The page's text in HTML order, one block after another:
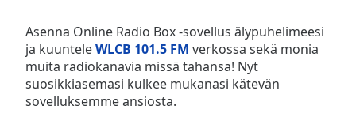
Skip
Backward
Skip
Forward
Mute
Current
Asenna Online Radio Box -sovellus älypuhelimeesi
ja kuunteleWLCB 101.5 FM verkossa sekä monia
muita radiokanavia missä tahansa! Nyt
suosikkiasemasi kulkee mukanasi kätevän
sovelluksemme ansiosta.